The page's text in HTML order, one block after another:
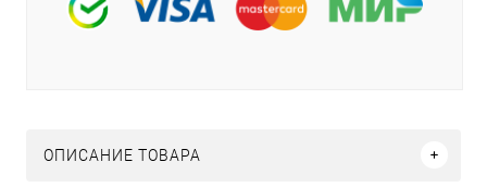
ОПИСАНИЕ ТОВАРА